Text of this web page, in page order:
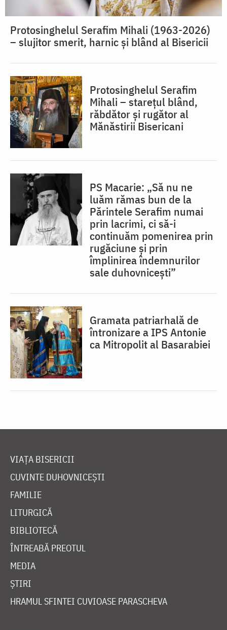
Protosinghelul Serafim Mihali (1963-2026)
– slujitor smerit, harnic și blând al Bisericii
Protosinghelul Serafim
Mihali – starețul blând,
răbdător și rugător al
Mănăstirii Bisericani
PS Macarie: „Să nu ne
luăm rămas bun de la
Părintele Serafim numai
prin lacrimi, ci să-i
continuăm pomenirea prin
rugăciune și prin
împlinirea îndemnurilor
sale duhovnicești”
Gramata patriarhală de
întronizare a IPS Antonie
ca Mitropolit al Basarabiei
VIAȚA BISERICII
CUVINTE DUHOVNICEȘTI
FAMILIE
LITURGICĂ
BIBLIOTECĂ
ÎNTREABĂ PREOTUL
MEDIA
ȘTIRI
HRAMUL SFINTEI CUVIOASE PARASCHEVA